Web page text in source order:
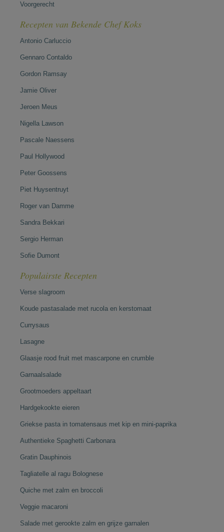
Voorgerecht
Recepten van Bekende Chef Koks
Antonio Carluccio
Gennaro Contaldo
Gordon Ramsay
Jamie Oliver
Jeroen Meus
Nigella Lawson
Pascale Naessens
Paul Hollywood
Peter Goossens
Piet Huysentruyt
Roger van Damme
Sandra Bekkari
Sergio Herman
Sofie Dumont
Populairste Recepten
Verse slagroom
Koude pastasalade met rucola en kerstomaat
Currysaus
Lasagne
Glaasje rood fruit met mascarpone en crumble
Garnaalsalade
Grootmoeders appeltaart
Hardgekookte eieren
Griekse pasta in tomatensaus met kip en mini-paprika
Authentieke Spaghetti Carbonara
Gratin Dauphinois
Tagliatelle al ragu Bolognese
Quiche met zalm en broccoli
Veggie macaroni
Salade met gerookte zalm en grijze garnalen